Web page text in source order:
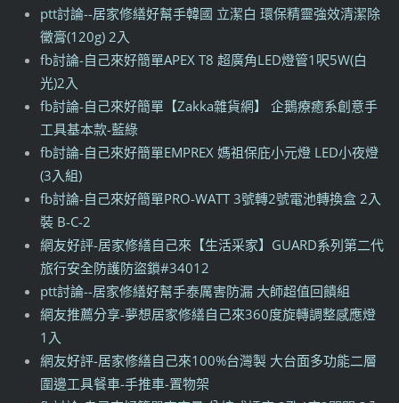
ptt討論--居家修繕好幫手韓國 立潔白 環保精靈強效清潔除
黴膏(120g) 2入
fb討論-自己來好簡單APEX T8 超廣角LED燈管1呎5W(白
光)2入
fb討論-自己來好簡單【Zakka雜貨網】 企鵝療癒系創意手
工具基本款-藍綠
fb討論-自己來好簡單EMPREX 媽祖保庇小元燈 LED小夜燈
(3入組)
fb討論-自己來好簡單PRO-WATT 3號轉2號電池轉換盒 2入
裝 B-C-2
網友好評-居家修繕自己來【生活采家】GUARD系列第二代
旅行安全防護防盜鎖#34012
ptt討論--居家修繕好幫手泰厲害防漏 大師超值回饋組
網友推薦分享-夢想居家修繕自己來360度旋轉調整感應燈
1入
網友好評-居家修繕自己來100%台灣製 大台面多功能二層
圍邊工具餐車-手推車-置物架